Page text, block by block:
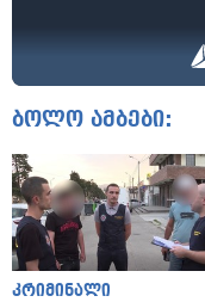
ბოლო ამბები:
კრიმინალი